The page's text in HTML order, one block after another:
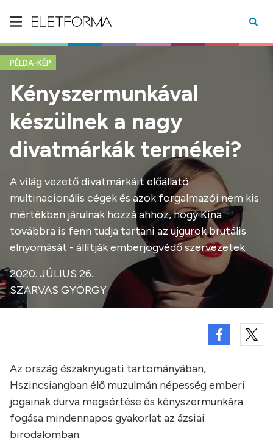
PÉLDA-KÉP
Kényszermunkával
készülnek a nagy
divatmárkák termékei?
A világ vezető divatmárkáit előállató
multinacionális cégek és azok forgalmazói nem kis
mértékben járulnak hozzá ahhoz, hogy Kína
továbbra is fenn tudja tartani az ujgurok brutális
elnyomását - állítják emberjogvédő szervezetek.
2020. JÚLIUS 26.
SZARVAS GYÖRGY
Az ország északnyugati tartományában,
Hszincsiangban élő muzulmán népesség emberi
jogainak durva megsértése és kényszermunkára
fogása mindennapos gyakorlat az ázsiai
birodalomban.